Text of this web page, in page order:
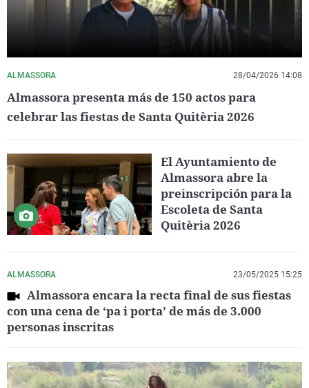
ALMASSORA 28/04/2026 14:08
Almassora presenta más de 150 actos para
celebrar las fiestas de Santa Quitèria 2026
El Ayuntamiento de
Almassora abre la
preinscripción para la
Escoleta de Santa
Quitèria 2026
ALMASSORA 23/05/2025 15:25
Almassora encara la recta final de sus fiestas
con una cena de ‘pa i porta’ de más de 3.000
personas inscritas